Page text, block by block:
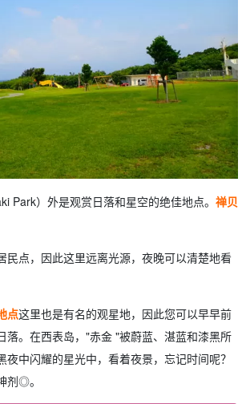
Park）外是观赏日落和星空的绝佳地点。 禅贝
民点，因此这里远离光源，夜晚可以清楚地看
点这里也是有名的观星地，因此您可以早早前
落。在西表岛，"赤金 "被蔚蓝、湛蓝和漆黑所
夜中闪耀的星光中，看着夜景，忘记时间呢？
剂◎。